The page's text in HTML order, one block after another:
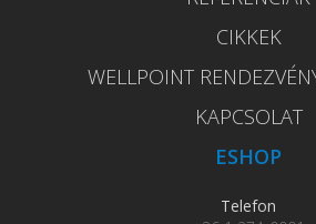
CIKKEK
WELLPOINT
KAPCSOLAT
ESHOP
Telefon